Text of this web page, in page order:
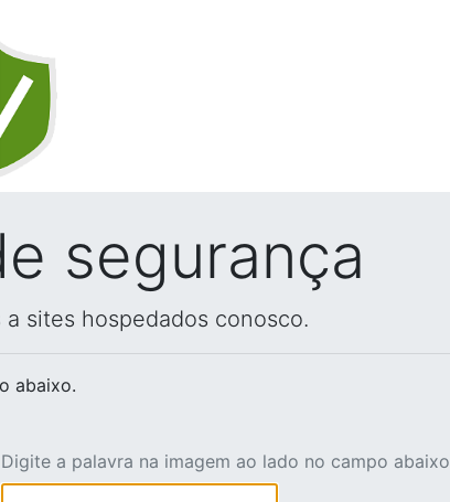
segurança
sites hospedados conosco.
abaixo.
Digite a palavra na imagem ao lado no campo abaixo